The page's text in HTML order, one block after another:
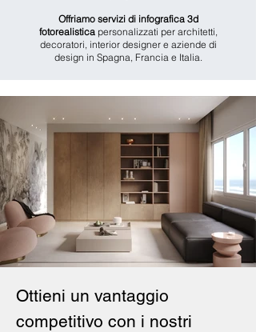
Offriamo servizi di infografica 3d
fotorealistica personalizzati per architetti,
decoratori, interior designer e aziende di
design in Spagna, Francia e Italia.
Ottieni un vantaggio
competitivo con i nostri